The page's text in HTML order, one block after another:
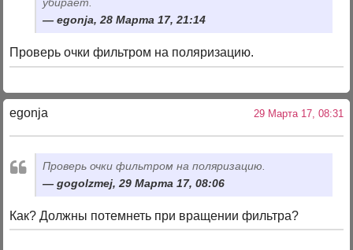
убирает.
egonja, 28 Марта 17, 21:14
Проверь очки фильтром на поляризацию.
egonja 29 Марта 17, 08:31
Проверь очки фильтром на поляризацию.
gogolzmej, 29 Марта 17, 08:06
Как? Должны потемнеть при вращении фильтра?